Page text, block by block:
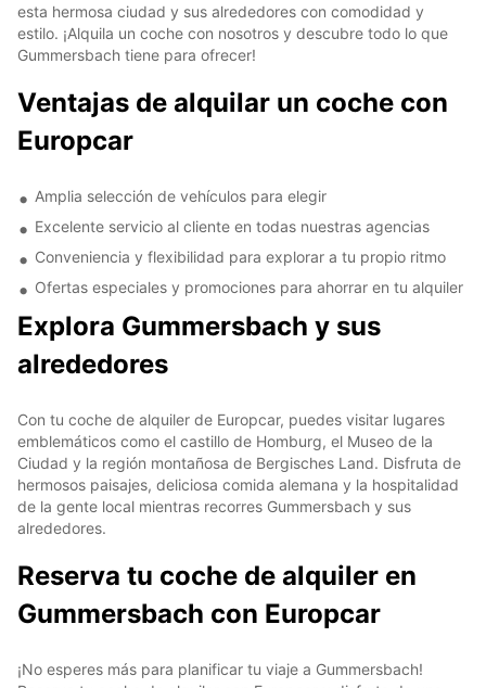
esta hermosa ciudad y sus alrededores con comodidad y
estilo. ¡Alquila un coche con nosotros y descubre todo lo que
Gummersbach tiene para ofrecer!
Ventajas de alquilar un coche con
Europcar
Amplia selección de vehículos para elegir
Excelente servicio al cliente en todas nuestras agencias
Conveniencia y flexibilidad para explorar a tu propio ritmo
Ofertas especiales y promociones para ahorrar en tu alquiler
Explora Gummersbach y sus
alrededores
Con tu coche de alquiler de Europcar, puedes visitar lugares
emblemáticos como el castillo de Homburg, el Museo de la
Ciudad y la región montañosa de Bergisches Land. Disfruta de
hermosos paisajes, deliciosa comida alemana y la hospitalidad
de la gente local mientras recorres Gummersbach y sus
alrededores.
Reserva tu coche de alquiler en
Gummersbach con Europcar
¡No esperes más para planificar tu viaje a Gummersbach!